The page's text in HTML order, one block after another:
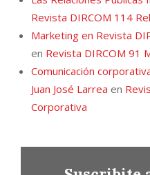
Revista DIRCOM 114
Marketing en Revista
en Revista DIRCOM 91
Comunicación
Juan José Larrea en
Corporativa